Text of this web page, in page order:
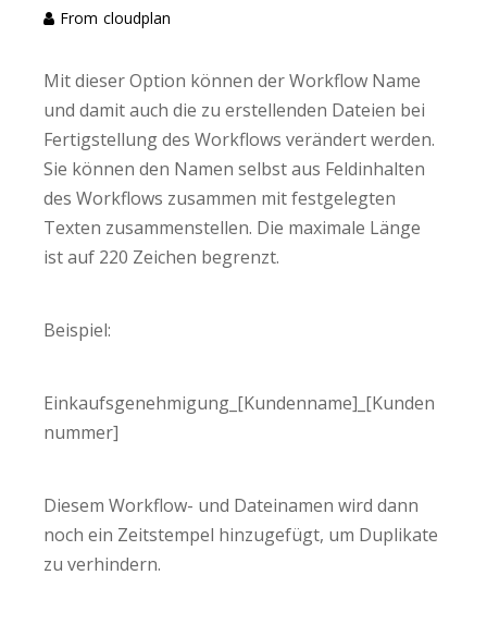
From cloudplan
Mit dieser Option können der Workflow Name
und damit auch die zu erstellenden Dateien bei
Fertigstellung des Workflows verändert werden.
Sie können den Namen selbst aus Feldinhalten
des Workflows zusammen mit festgelegten
Texten zusammenstellen. Die maximale Länge
ist auf 220 Zeichen begrenzt.
Beispiel:
Einkaufsgenehmigung_[Kundenname]_[Kunden
nummer]
Diesem Workflow- und Dateinamen wird dann
noch ein Zeitstempel hinzugefügt, um Duplikate
zu verhindern.